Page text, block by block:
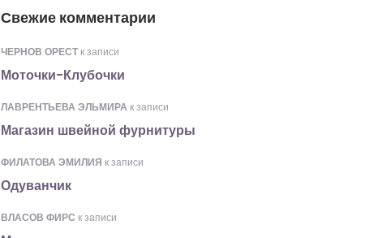
Свежие комментарии
ЧЕРНОВ ОРЕСТк записи
Моточки-Клубочки
ЛАВРЕНТЬЕВА ЭЛЬМИРА к записи
Магазин швейной фурнитуры
ФИЛАТОВА ЭМИЛИЯ к записи
Одуванчик
ВЛАСОВ ФИРС к записи